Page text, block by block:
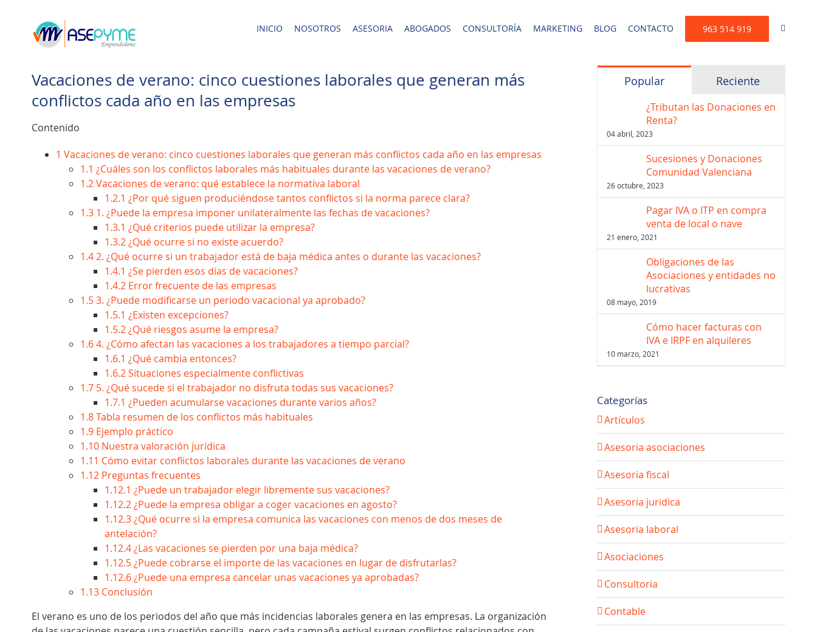
contenido
INICIO NOSOTROS ASESORIA ABOGADOS CONSULTORÍA MARKETING BLOG CONTACTO 963 514 919
Vacaciones de verano: cinco cuestiones laborales que generan más
conflictos cada año en las empresas
Contenido
1 Vacaciones de verano: cinco cuestiones laborales que generan más conflictos cada año en las empresas
1.1 ¿Cuáles son los conflictos laborales más habituales durante las vacaciones de verano?
1.2Vacaciones de verano: qué establece la normativa laboral
1.2.1 ¿Por qué siguen produciéndose tantos conflictos si la norma parece clara?
1.3 1. ¿Puede la empresa imponer unilateralmente las fechas de vacaciones?
1.3.1 ¿Qué criterios puede utilizar la empresa?
1.3.2¿Qué ocurre si no existe acuerdo?
1.42. ¿Qué ocurre si un trabajador está de baja médica antes o durante las vacaciones?
1.4.1 ¿Se pierden esos días de vacaciones?
1.4.2 Error frecuente de las empresas
1.53. ¿Puede modificarse un periodo vacacional ya aprobado?
1.5.1 ¿Existen excepciones?
1.5.2¿Qué riesgos asume la empresa?
1.64. ¿Cómo afectan las vacaciones a los trabajadores a tiempo parcial?
1.6.1 ¿Qué cambia entonces?
1.6.2Situaciones especialmente conflictivas
1.7 5. ¿Qué sucede si el trabajador no disfruta todas sus vacaciones?
1.7.1 ¿Pueden acumularse vacaciones durante varios años?
1.8Tabla resumen de los conflictos más habituales
1.9 Ejemplo práctico
1.10 Nuestra valoración jurídica
1.11 Cómo evitar conflictos laborales durante las vacaciones de verano
1.12 Preguntas frecuentes
1.12.1 ¿Puede un trabajador elegir libremente sus vacaciones?
1.12.2¿Puede la empresa obligar a coger vacaciones en agosto?
1.12.3¿Qué ocurre si la empresa comunica las vacaciones con menos de dos meses de
antelación?
1.12.4¿Las vacaciones se pierden por una baja médica?
1.12.5¿Puede cobrarse el importe de las vacaciones en lugar de disfrutarlas?
1.12.6¿Puede una empresa cancelar unas vacaciones ya aprobadas?
1.13 Conclusión
El verano es uno de los periodos del año que más incidencias laborales genera en las empresas. La organización
Popular Reciente
¿Tributan las Donaciones en
Renta?
04 abril, 2023
Sucesiones y Donaciones
Comunidad Valenciana
26 octubre, 2023
Pagar IVA o ITP en compra
venta de local o nave
21 enero, 2021
Obligaciones de las
Asociaciones y entidades no
lucrativas
08 mayo, 2019
Cómo hacer facturas con
IVA e IRPF en alquileres
10 marzo, 2021
Categorías
Artículos
Asesoria asociaciones
Asesoria fiscal
Asesoria juridica
Asesoria laboral
Asociaciones
Consultoria
Contable